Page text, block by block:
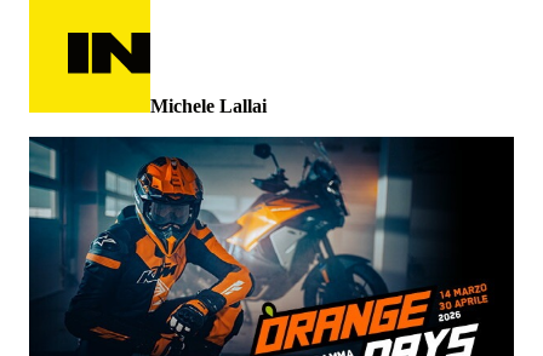
Michele Lallai